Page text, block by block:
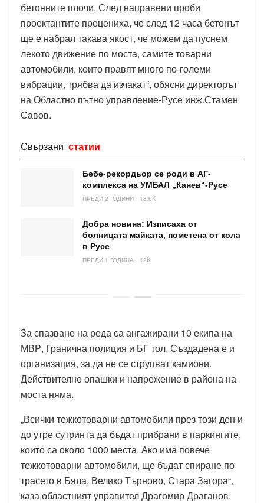
бетонните плочи. След направени проби
проектантите прецениха, че след 12 часа бетонът
ще е набрал такава якост, че можем да пуснем
лекото движение по моста, самите товарни
автомобили, които правят много по-големи
вибрации, трябва да изчакат“, обясни директорът
на Областно пътно управление-Русе инж.Стамен
Савов.
Свързани статии
Бебе-рекордьор се роди в АГ-
комплекса на УМБАЛ „Канев“-Русе
ПРЕДИ 2 ГОДИНИ 18.6K
Добра новина: Изписаха от
болницата майката, пометена от кола
в Русе
ПРЕДИ 1 ГОДИНА 12K
За спазване на реда са ангажирани 10 екипа на
МВР, Гранична полиция и БГ тол. Създадена е и
организация, за да не се струпват камиони.
Действително опашки и напрежение в района на
моста няма.
„Всички тежкотоварни автомобили през този ден и
до утре сутринта да бъдат прибрани в паркингите,
които са около 1000 места. Ако има повече
тежкотоварни автомобили, ще бъдат спиране по
трасето в Бяла, Велико Търново, Стара Загора“,
каза областният управител Драгомир Драганов.